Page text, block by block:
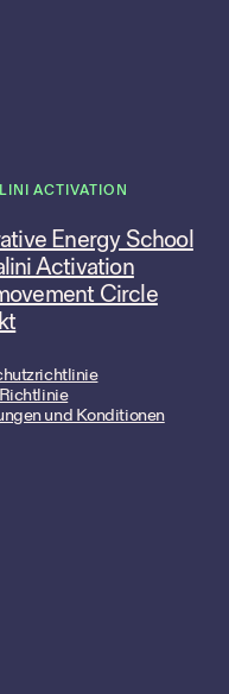
ACTIVATION
Energy School
Activation
Circle
und Konditionen